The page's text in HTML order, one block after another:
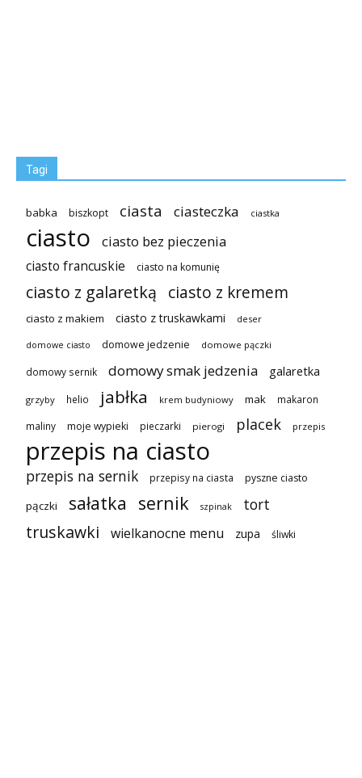
Tagi
babka biszkopt ciasta ciasteczka ciastka
ciasto ciasto bez pieczenia
ciasto francuskie ciasto na komunię
ciasto z galaretką ciasto z kremem
ciasto z makiem ciasto z truskawkami deser
domowe ciasto domowe jedzenie domowe pączki
domowy sernik domowy smak jedzenia galaretka
grzyby helio jabłka krem budyniowy mak makaron
maliny moje wypieki pieczarki pierogi placek przepis
przepis na ciasto
przepis na sernik przepisy na ciasta pyszne ciasto
pączki sałatka sernik szpinak tort
truskawki wielkanocne menu zupa śliwki